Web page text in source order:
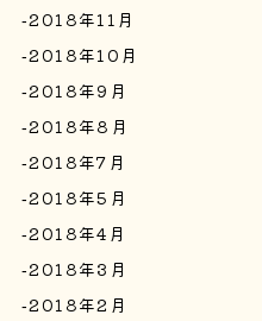
2018年11月
2018年10月
2018年9月
2018年8月
2018年7月
2018年5月
2018年4月
2018年3月
2018年2月